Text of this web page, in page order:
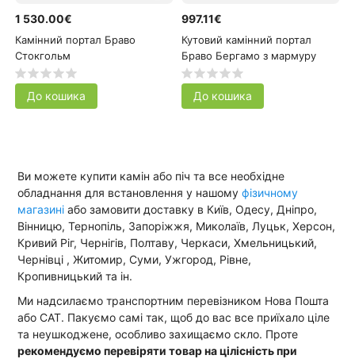
1 530.00€
Камінний портал Браво
Стокгольм
До кошика
997.11€
Кутовий камінний портал
Браво Бергамо з мармуру
До кошика
Ви можете купити камін або піч та все необхідне
обладнання для встановлення у нашому фізичному
магазині або замовити доставку в Київ, Одесу, Дніпро,
Вінницю, Тернопіль, Запоріжжя, Миколаїв, Луцьк, Херсон,
Кривий Ріг, Чернігів, Полтаву, Черкаси, Хмельницький,
Чернівці , Житомир, Суми, Ужгород, Рівне,
Кропивницький та ін.
Ми надсилаємо транспортним перевізником Нова Пошта
або САТ. Пакуємо самі так, щоб до вас все приїхало ціле
та неушкоджене, особливо захищаємо скло. Проте
рекомендуємо перевіряти товар на цілісність при